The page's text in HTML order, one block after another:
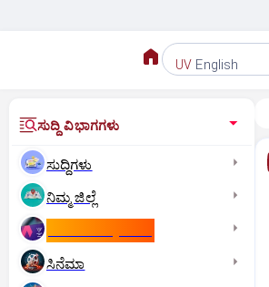
UV English
ಸುದ್ದಿ ವಿಭಾಗಗಳು
ಸುದ್ದಿಗಳು
ನಿಮ್ಮ ಜಿಲ್ಲೆ
ಸಿನೆಮಾ